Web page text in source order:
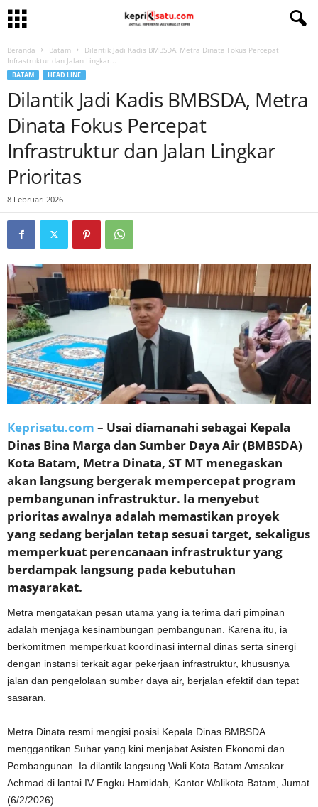
Beranda Batam
Dilantik Jadi Kadis BMBSDA, Metra Dinata Fokus Percepat
Infrastruktur dan Jalan Lingkar...
BATAM HEAD LINE
Dilantik Jadi Kadis BMBSDA, Metra
Dinata Fokus Percepat
Infrastruktur dan Jalan Lingkar
Prioritas
8 Februari 2026
Keprisatu.com – Usai diamanahi sebagai Kepala
Dinas Bina Marga dan Sumber Daya Air (BMBSDA)
Kota Batam, Metra Dinata, ST MT menegaskan
akan langsung bergerak mempercepat program
pembangunan infrastruktur. Ia menyebut
prioritas awalnya adalah memastikan proyek
yang sedang berjalan tetap sesuai target, sekaligus
memperkuat perencanaan infrastruktur yang
berdampak langsung pada kebutuhan
masyarakat.
Metra mengatakan pesan utama yang ia terima dari pimpinan
adalah menjaga kesinambungan pembangunan. Karena itu, ia
berkomitmen memperkuat koordinasi internal dinas serta sinergi
dengan instansi terkait agar pekerjaan infrastruktur, khususnya
jalan dan pengelolaan sumber daya air, berjalan efektif dan tepat
sasaran.
Metra Dinata resmi mengisi posisi Kepala Dinas BMBSDA
menggantikan Suhar yang kini menjabat Asisten Ekonomi dan
Pembangunan. Ia dilantik langsung Wali Kota Batam Amsakar
Achmad di lantai IV Engku Hamidah, Kantor Walikota Batam, Jumat
(6/2/2026).